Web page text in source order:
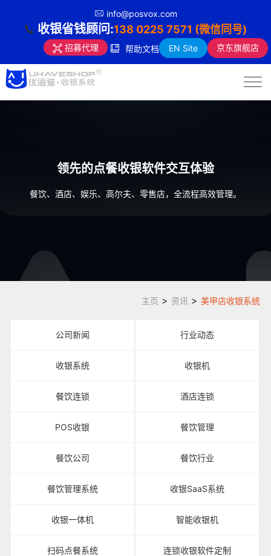
info@posvox.com
收银省钱顾问:138 0225 7571 (微信同号)
招募代理 帮助文档 EN Site 京东旗舰店
领先的点餐收银软件交互体验
餐饮、酒店、娱乐、高尔夫、零售店，全流程高效管理。
主页 > 资讯 >美甲店收银系统
公司新闻 行业动态
收银系统 收银机
餐饮连锁 酒店连锁
POS收银 餐饮管理
餐饮公司 餐饮行业
餐饮管理系统 收银SaaS系统
收银一体机 智能收银机
扫码点餐系统 连锁收银软件定制